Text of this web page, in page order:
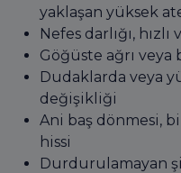
yaklaşan yüksek
Nefes darlığı,
Göğüste ağrı veya
Dudaklarda veya
değişikliği
Ani baş dönmesi,
hissi
Durdurulamayan